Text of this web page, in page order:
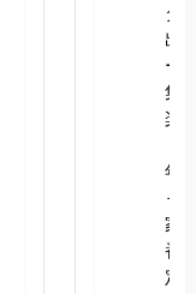
ダ
出
ー
集
楽
年
っ
家
番
定